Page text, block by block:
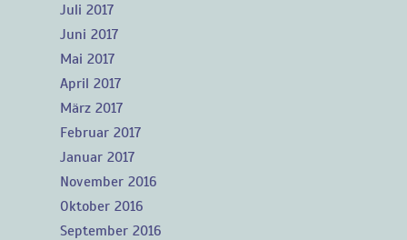
Juli 2017
Juni 2017
Mai 2017
April 2017
März 2017
Februar 2017
Januar 2017
November 2016
Oktober 2016
September 2016